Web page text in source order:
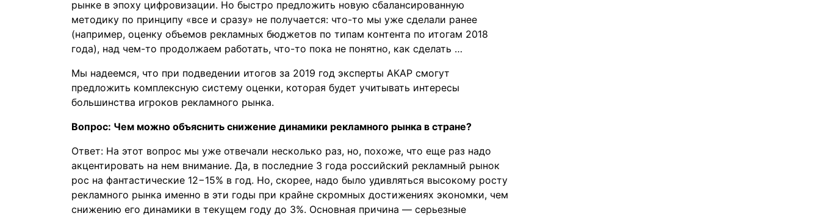
рынке в эпоху цифровизации. Но быстро предложить новую сбалансированную
методику по принципу «все и сразу» не получается: что-то мы уже сделали ранее
(например, оценку объемов рекламных бюджетов по типам контента по итогам 2018
года), над чем-то продолжаем работать, что-то пока не понятно, как сделать …
Мы надеемся, что при подведении итогов за 2019 год эксперты АКАР смогут
предложить комплексную систему оценки, которая будет учитывать интересы
большинства игроков рекламного рынка.
Вопрос: Чем можно объяснить снижение динамики рекламного рынка в стране?
Ответ: На этот вопрос мы уже отвечали несколько раз, но, похоже, что еще раз надо
акцентировать на нем внимание. Да, в последние 3 года российский рекламный рынок
рос на фантастические 12−15% в год. Но, скорее, надо было удивляться высокому росту
рекламного рынка именно в эти годы при крайне скромных достижениях экономки, чем
снижению его динамики в текущем году до 3%. Основная причина — серьезные